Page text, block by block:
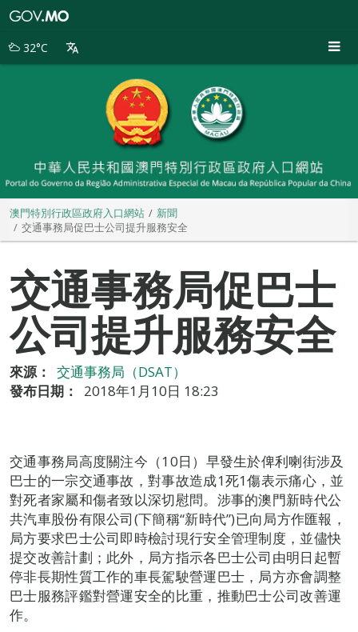
別
32°C
澳門特別行政區政府入口網站
新聞
交通事務局促巴士公司提升服務安全
交通事務局促巴士
公司提升服務安全
來源：
交通事務局（DSAT）
發布日期：
2018年1月10日 18:23
交通事務局高度關注今（10日）早發生於俾利喇街涉及
巴士的一宗交通事故，對事故造成1死1傷表示痛心，並
對死者家屬和傷者致以深切慰問。涉事的澳門新時代公
共汽車股份有限公司(下簡稱“新時代”)已向局方作匯報，
局方要求巴士公司即時檢討現行安全管理制度，並儘快
提交改善計劃；此外，局方指示各巴士公司由明日起暫
停非長期性質工作的車長駕駛營運巴士，局方亦會調整
巴士服務評鑑對營運安全的比重，推動巴士公司改善運
作。